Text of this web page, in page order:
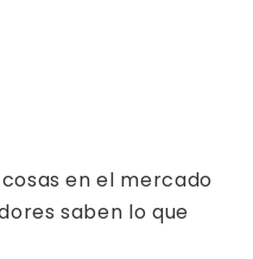
en el mercado
saben lo que